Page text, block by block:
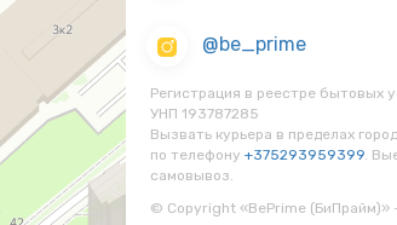
@be_prime
Регистрация в реестре
УНП 193787285
Вызвать курьера в пределах
по телефону +375293959399.
самовывоз.
© Copyright «BePrime (БиПрайм)»